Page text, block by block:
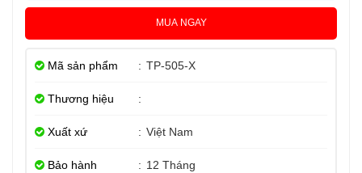
MUA NGAY
Mã sản phẩm : TP-505-X
Thương hiệu :
Xuất xứ : Việt Nam
Bảo hành : 12 Tháng